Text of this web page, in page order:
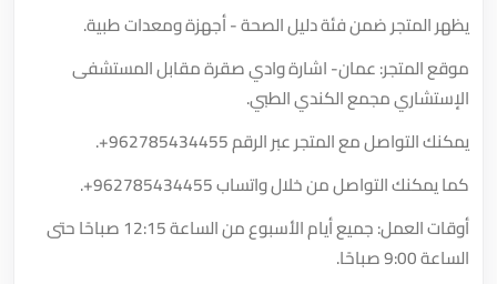
يظهر المتجر ضمن فئة دليل الصحة - أجهزة ومعدات طبية.
موقع المتجر: عمان- اشارة وادي صقرة مقابل المستشفى
الإستشاري مجمع الكندي الطبي.
يمكنك التواصل مع المتجر عبر الرقم+962785434455
.
كما يمكنك التواصل من خلال واتساب+962785434455
.
أوقات العمل: جميع أيام الأسبوع من الساعة 12:15 صباحًا حتى
الساعة 9:00 صباحًا.